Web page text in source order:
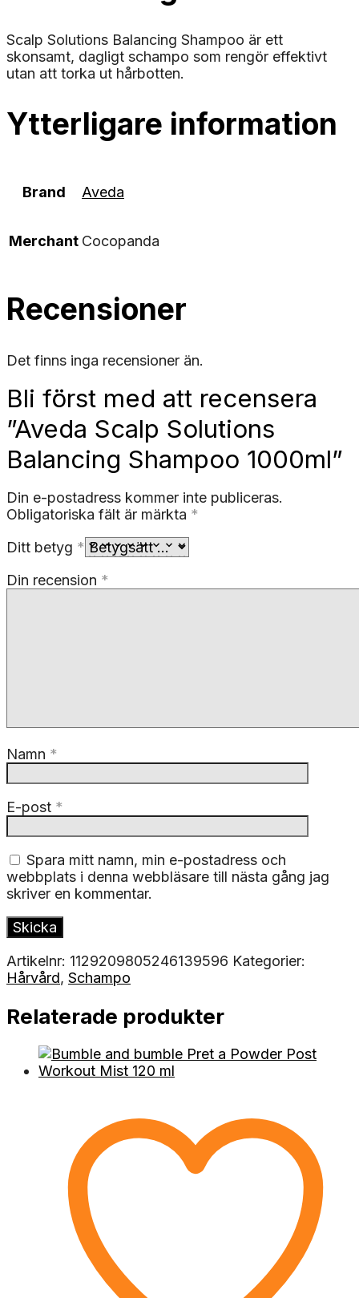
Scalp Solutions Balancing Shampoo är ett
skonsamt, dagligt schampo som rengör effektivt
utan att torka ut hårbotten.
Ytterligare information
Brand Aveda
Merchant Cocopanda
Recensioner
Det finns inga recensioner än.
Bli först med att recensera
”Aveda Scalp Solutions
Balancing Shampoo 1000ml”
Din e-postadress kommer inte publiceras.
Obligatoriska fält är märkta *
Ditt betyg *
Din recension *
Namn *
E-post *
Spara mitt namn, min e-postadress och
webbplats i denna webbläsare till nästa gång jag
skriver en kommentar.
Artikelnr: 1129209805246139596 Kategorier:
Hårvård, Schampo
Relaterade produkter